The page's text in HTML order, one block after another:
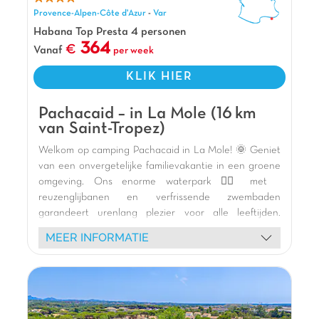
is geschikt voor gezinnen, kinderen
Minder geschikt voor kleine kinderen of mensen
met beperkte mobiliteit, omdat het op een
Pluspunten
Op slechts 2 km van het strand
6 minuten van Saint Aygulf en 10 van Roquebrune
30km van St Tropez en 47km van Cannes
Provence-Alpen-Côte d'Azur - Var
Habana Top Presta 4 personen
Vanaf
364 per week
KLIK HIER
Pachacaid – in La Mole (16 km
van Saint-Tropez)
Welkom op camping Pachacaid in La Mole! 🌞 Geniet
van een onvergetelijke familievakantie in een groene
omgeving. Ons enorme waterpark 🏊‍♀️ met
reuzenglijbanen en verfrissende zwembaden
garandeert urenlang plezier voor alle leeftijden.
Verblijf in onze comfortabele stacaravans met terras
🏡. Kinderen zullen dol zijn op het Cross Park 🎢, de
volwassenen kunnen ontspannen in de spa 🧖‍♀️ of zich
boules). Dynamische animaties (schuimparty's, Holi) en
MEER INFORMATIE